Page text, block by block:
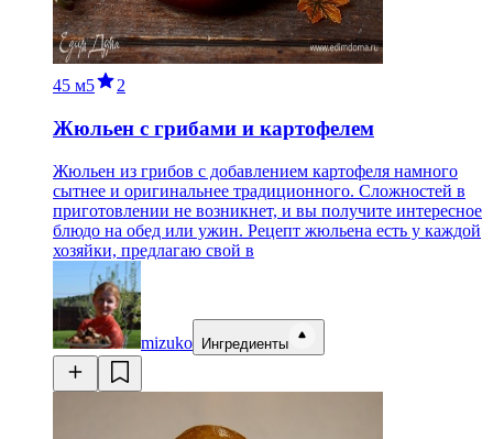
45 м5 2
Жюльен с грибами и картофелем
Жюльен из грибов с добавлением картофеля намного
сытнее и оригинальнее традиционного. Сложностей в
приготовлении не возникнет, и вы получите интересное
блюдо на обед или ужин. Рецепт жюльена есть у каждой
хозяйки, предлагаю свой в
mizuko Ингредиенты